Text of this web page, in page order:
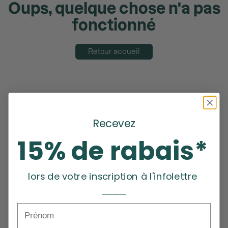
Oups, quelque chose n'a pas
fonctionné
Retour accueil
Recevez
15% de rabais*
lors de votre inscription à l'infolettre